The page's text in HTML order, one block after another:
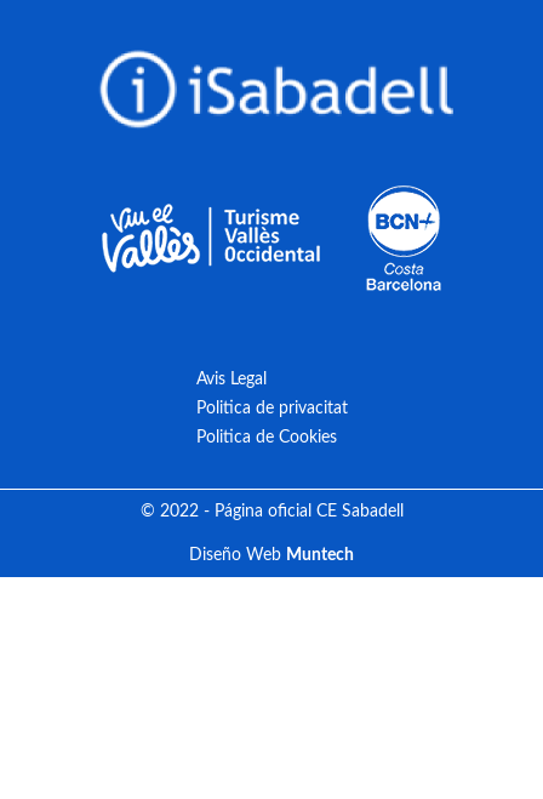
Avis Legal
Politica de privacitat
Politica de Cookies
© 2022 - Página oficial CE Sabadell
Diseño Web Muntech